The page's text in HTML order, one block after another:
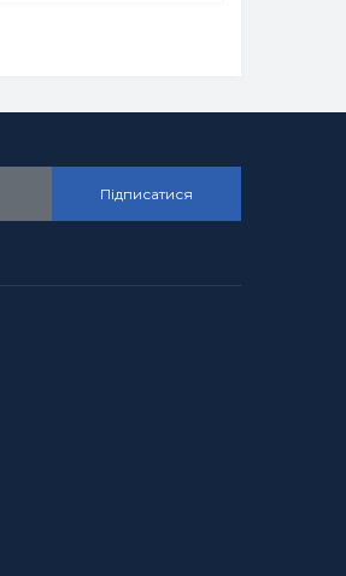
Підписатися